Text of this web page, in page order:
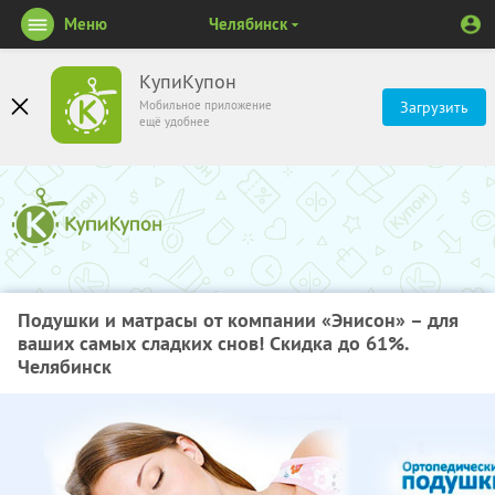
КупиКупон
Мобильное приложение
ещё удобнее
Загрузить
Меню Челябинск
Подушки и матрасы от компании «Энисон» – для
ваших самых сладких снов! Скидка до 61%.
Челябинск